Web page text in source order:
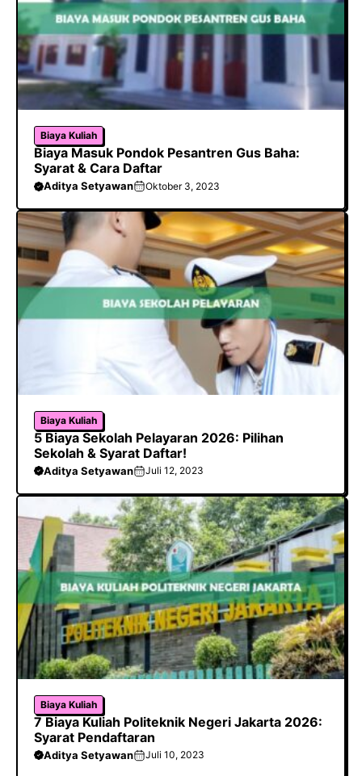
Biaya Kuliah
Biaya Masuk Pondok Pesantren Gus Baha:
Syarat & Cara Daftar
Aditya Setyawan Oktober 3, 2023
Biaya Kuliah
5 Biaya Sekolah Pelayaran 2026: Pilihan
Sekolah & Syarat Daftar!
Aditya Setyawan Juli 12, 2023
Biaya Kuliah
7 Biaya Kuliah Politeknik Negeri Jakarta 2026:
Syarat Pendaftaran
Aditya Setyawan Juli 10, 2023